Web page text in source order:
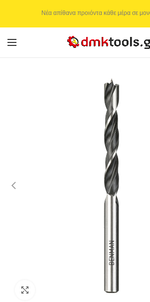
Νέα απίθανα προιόντα κάθε μέρα σε